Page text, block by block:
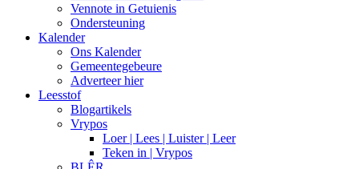
Vennote in Getuienis
Ondersteuning
Kalender
Ons Kalender
Gemeentegebeure
Adverteer hier
Leesstof
Blogartikels
Vrypos
Loer | Lees | Luister | Leer
Teken in | Vrypos